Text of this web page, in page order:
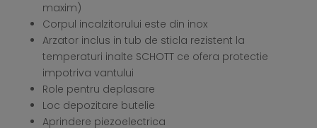
maxim)
Corpul incalzitorului este din inox
Arzator inclus in tub de sticla rezistent la
temperaturi inalte SCHOTT ce ofera protectie
impotriva vantului
Role pentru deplasare
Loc depozitare butelie
Aprindere piezoelectrica